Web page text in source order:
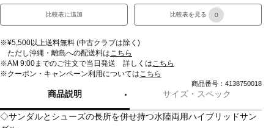
比較表に追加 比較表を見る 0
※¥5,500以上送料無料 (中古クラブは除く)
ただし沖縄・離島への配送料はこちら
※AM 9:00までのご注文で当日発送 詳しくはこちら
※クーポン・キャンペーン利用についてはこちら
商品番号：4138750018
商品説明 サイズ・スペック
◇サンダルとシューズの長所を併せ持つ水陸両用ハイブリッドサン